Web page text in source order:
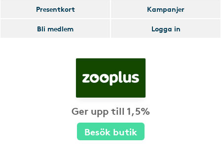
Presentkort
Kampanjer
Bli medlem
Logga in
Ger upp till 1,5%
Besök butik